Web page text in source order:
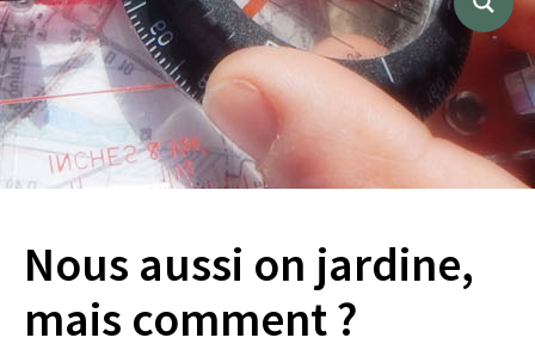
Nous aussi on jardine,
mais comment ?